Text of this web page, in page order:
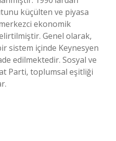
küçülten ve piyasa
ekonomik
Genel olarak,
sistem içinde Keynesyen
edilmektedir. Sosyal ve
Parti, toplumsal eşitliği